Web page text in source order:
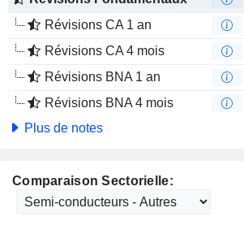
Révisions CA 1 an
Révisions CA 4 mois
Révisions BNA 1 an
Révisions BNA 4 mois
Plus de notes
Comparaison Sectorielle: